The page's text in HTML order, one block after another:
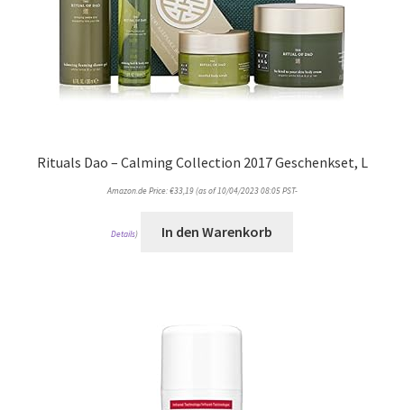
Rituals Dao – Calming Collection 2017 Geschenkset, L
Amazon.de Price:€33,19(as of 10/04/2023 08:05 PST-
Details) In den Warenkorb